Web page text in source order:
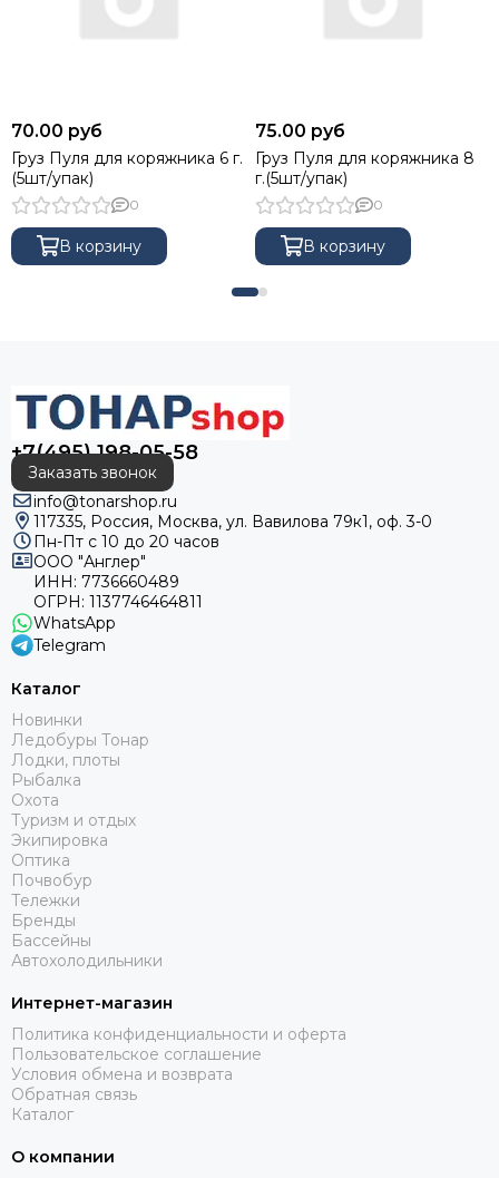
70.00 руб
Груз Пуля для коряжника 6 г.
(5шт/упак)
0
В корзину
75.00 руб
Груз Пуля для коряжника 8
г.(5шт/упак)
0
В корзину
+7(495) 198-05-58
Заказать звонок
info@tonarshop.ru
117335, Россия, Москва, ул. Вавилова 79к1, оф. 3-0
Пн-Пт с 10 до 20 часов
ООО "Англер"
ИНН: 7736660489
ОГРН: 1137746464811
WhatsApp
Telegram
Каталог
Новинки
Ледобуры Тонар
Лодки, плоты
Рыбалка
Охота
Туризм и отдых
Экипировка
Оптика
Почвобур
Тележки
Бренды
Бассейны
Автохолодильники
Интернет-магазин
Политика конфиденциальности и оферта
Пользовательское соглашение
Условия обмена и возврата
Обратная связь
Каталог
О компании